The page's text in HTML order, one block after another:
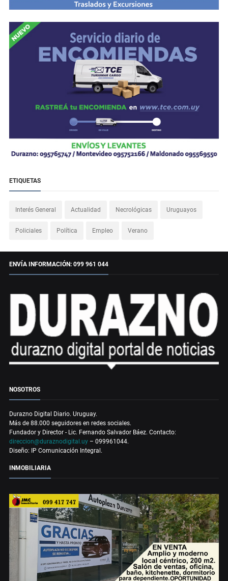
ETIQUETAS
Interés General Actualidad Necrológicas Uruguayos
Policiales Política Empleo Verano
ENVÍA INFORMACIÓN: 099 961 044
NOSOTROS
Durazno Digital Diario. Uruguay.
Más de 88.000 seguidores en redes sociales.
Fundador y Director - Lic. Fernando Salvador Báez. Contacto:
direccion@duraznodigital.uy – 099961044.
Diseño: IP Comunicación Integral.
INMOBILIARIA